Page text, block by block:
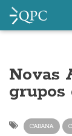
Novas
grupos
CABANA